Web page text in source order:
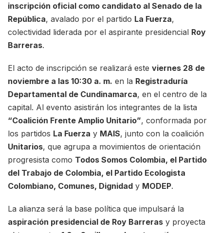
inscripción oficial como candidato al Senado de la
República, avalado por el partido La Fuerza,
colectividad liderada por el aspirante presidencial Roy
Barreras.
El acto de inscripción se realizará este viernes 28 de
noviembre a las 10:30 a. m. en la Registraduría
Departamental de Cundinamarca, en el centro de la
capital. Al evento asistirán los integrantes de la lista
“Coalición Frente Amplio Unitario”, conformada por
los partidos La Fuerza y MAIS, junto con la coalición
Unitarios, que agrupa a movimientos de orientación
progresista como Todos Somos Colombia, el Partido
del Trabajo de Colombia, el Partido Ecologista
Colombiano, Comunes, Dignidad y MODEP.
La alianza será la base política que impulsará la
aspiración presidencial de Roy Barreras y proyecta